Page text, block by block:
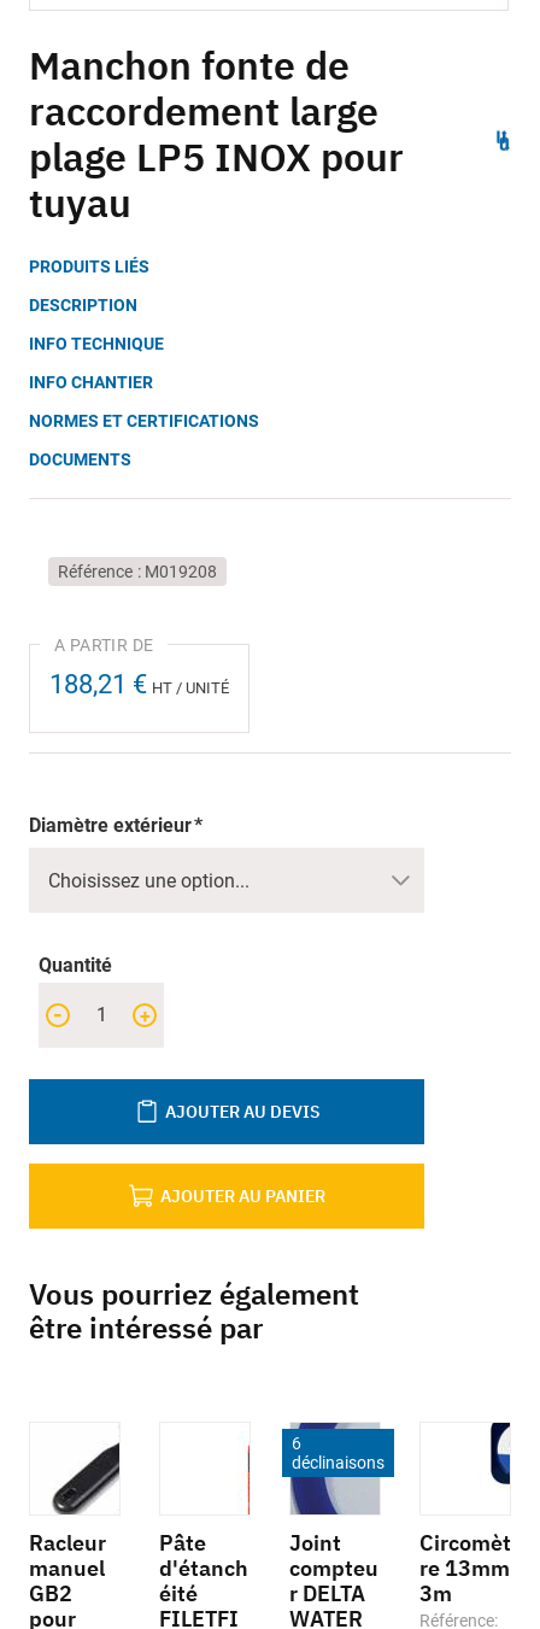
to
the
beginning
of
the
images
gallery
Manchon fonte de
raccordement large
plage LP5 INOX pour
tuyau
PRODUITS LIÉS
DESCRIPTION
INFO TECHNIQUE
INFO CHANTIER
NORMES ET CERTIFICATIONS
DOCUMENTS
Référence M019208
188,21 € HT / UNITÉ
Diamètre extérieur
Quantité
+
-
AJOUTER AU PANIER
AJOUTER AU DEVIS
Vous pourriez également
être intéressé par
Racleur
manuel
GB2
pour
Pâte
d'étanch
éité
FILETFI
6
déclinaisons
Joint
compteu
r DELTA
WATER
Circomèt
re 13mm
3m
Référence: